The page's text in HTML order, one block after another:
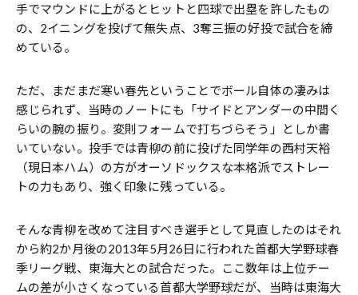
手でマウンドに上がるとヒットと四球で出塁を許したもの
の、2イニングを投げて無失点、3奪三振の好投で試合を締
めている。
ただ、まだまだ寒い春先ということでボール自体の凄みは
感じられず、当時のノートにも「サイドとアンダーの中間く
らいの腕の振り。変則フォームで打ちづらそう」としか書
いていない。投手では青柳の前に投げた同学年の西村天裕
（現日本ハム）の方がオーソドックスな本格派でストレー
トの力もあり、強く印象に残っている。
そんな青柳を改めて注目すべき選手として見直したのはそれ
から約2か月後の2013年5月26日に行われた首都大学野球春
季リーグ戦、東海大との試合だった。ここ数年は上位チー
ムの差が小さくなっている首都大学野球だが、当時は東海大